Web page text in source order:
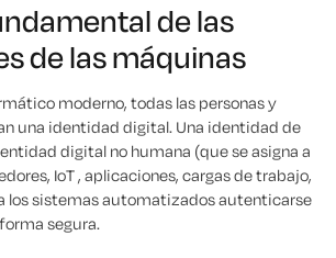
de las
de las máquinas
moderno, todas las personas y
una identidad digital. Una identidad de
digital no humana (que se asigna a
IoT , aplicaciones, cargas de trabajo,
los sistemas automatizados autenticarse
segura.